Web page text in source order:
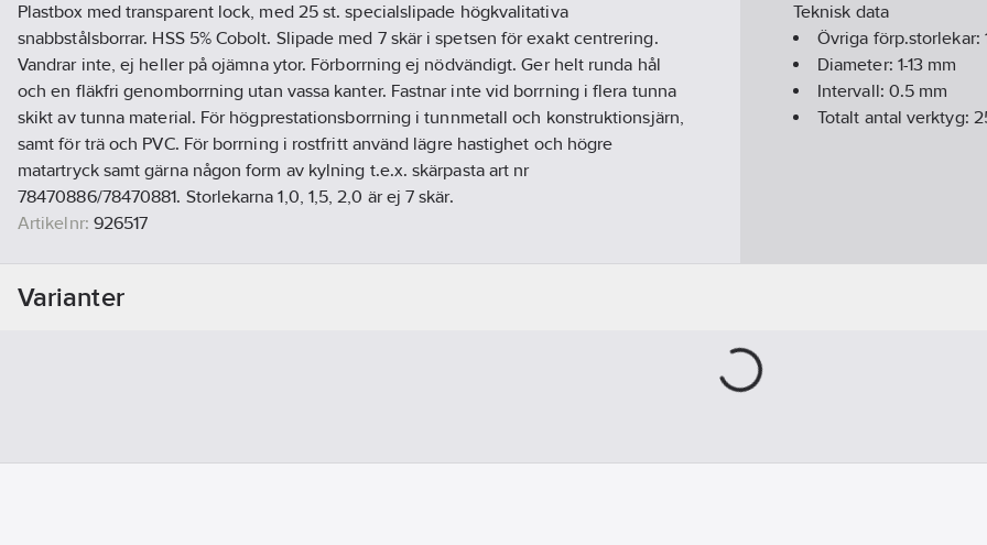
Plastbox med transparent lock, med 25 st. specialslipade högkvalitativa
snabbstålsborrar. HSS 5% Cobolt. Slipade med 7 skär i spetsen för exakt centrering.
Vandrar inte, ej heller på ojämna ytor. Förborrning ej nödvändigt. Ger helt runda hål
och en fläkfri genomborrning utan vassa kanter. Fastnar inte vid borrning i flera tunna
skikt av tunna material. För högprestationsborrning i tunnmetall och konstruktionsjärn,
samt för trä och PVC. För borrning i rostfritt använd lägre hastighet och högre
matartryck samt gärna någon form av kylning t.e.x. skärpasta art nr
78470886/78470881. Storlekarna 1,0, 1,5, 2,0 är ej 7 skär.
Artikelnr: 926517
Teknisk data
Övriga förp.storlekar:
Diameter: 1-13 mm
Intervall: 0.5 mm
Totalt antal verktyg:
Varianter